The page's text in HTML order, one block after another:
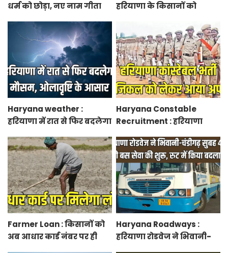
धर्म को छोड़ा, नए नाम गीता
हरियाणा के किसानों को
50 प्रतिशत सब्सिडी, फटाफट
करें आवेदन
Haryana weather :
हरियाणा में रात से फिर बदलेगा
Haryana Constable
Recruitment : हरियाणा
लेकर आया अपडेट, हर पद के
लिए 55 युवाओं ने किया
आवेदन
Farmer Loan : किसानों को
अब आधार कार्ड नंबर पर ही
Haryana Roadways :
हरियाणा रोडवेज ने भिवानी-